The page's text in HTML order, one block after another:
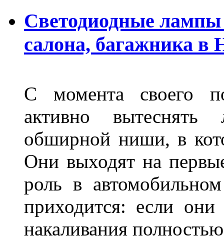
Светодиодные лампы
салона, багажника в
С момента своего
активно
обширной ниши, в
Они выходят на
роль в
приходится: если
накаливания